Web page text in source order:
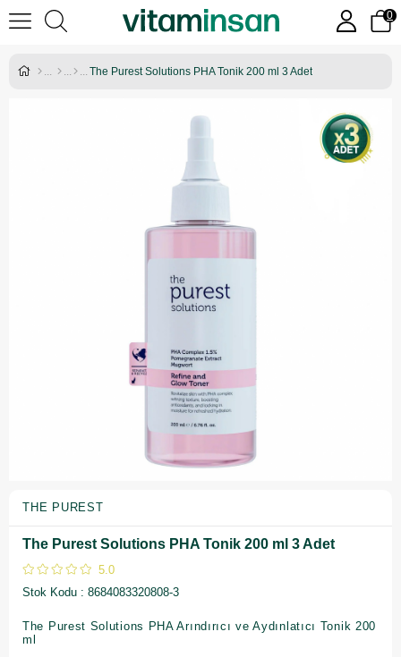
0
The Purest Solutions PHA Tonik 200 ml 3 Adet
THE PUREST
The Purest Solutions PHA Tonik 200 ml 3 Adet
5.0
Stok Kodu
8684083320808-3
The Purest Solutions PHA Arındırıcı ve Aydınlatıcı Tonik 200
ml